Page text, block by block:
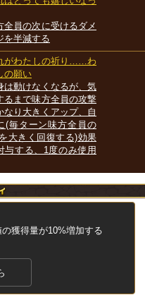
全員の次に受けるダメ
を半減する
がわたしの祈り……わ
の願い
は動けなくなるが、気
るまで味方全員の攻撃
なり大きくアップ、自
(毎ターン味方全員の
大きく回復する)効果
与する、1度のみ使用
獲得量が10%増加する